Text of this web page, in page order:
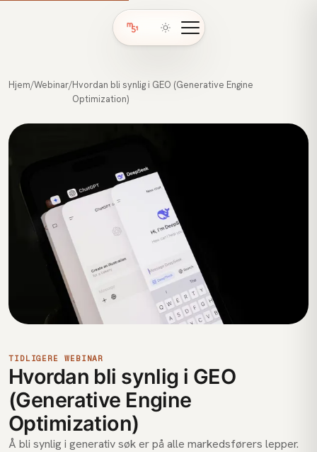
Hjem/Webinar/Hvordan bli synlig i GEO (Generative Engine
Optimization)
TIDLIGERE WEBINAR
Hvordan bli synlig i GEO
(Generative Engine
Optimization)
Å bli synlig i generativ søk er på alle markedsførers lepper.